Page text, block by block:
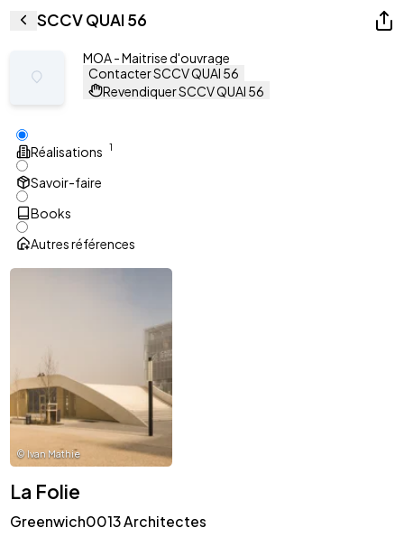
SCCV QUAI 56
MOA - Maitrise d'ouvrage
Contacter SCCV QUAI 56
Revendiquer SCCV QUAI 56
Réalisations 1
Savoir-faire
Books
Autres références
©Ivan Mathie
La Folie
Greenwich0013 Architectes